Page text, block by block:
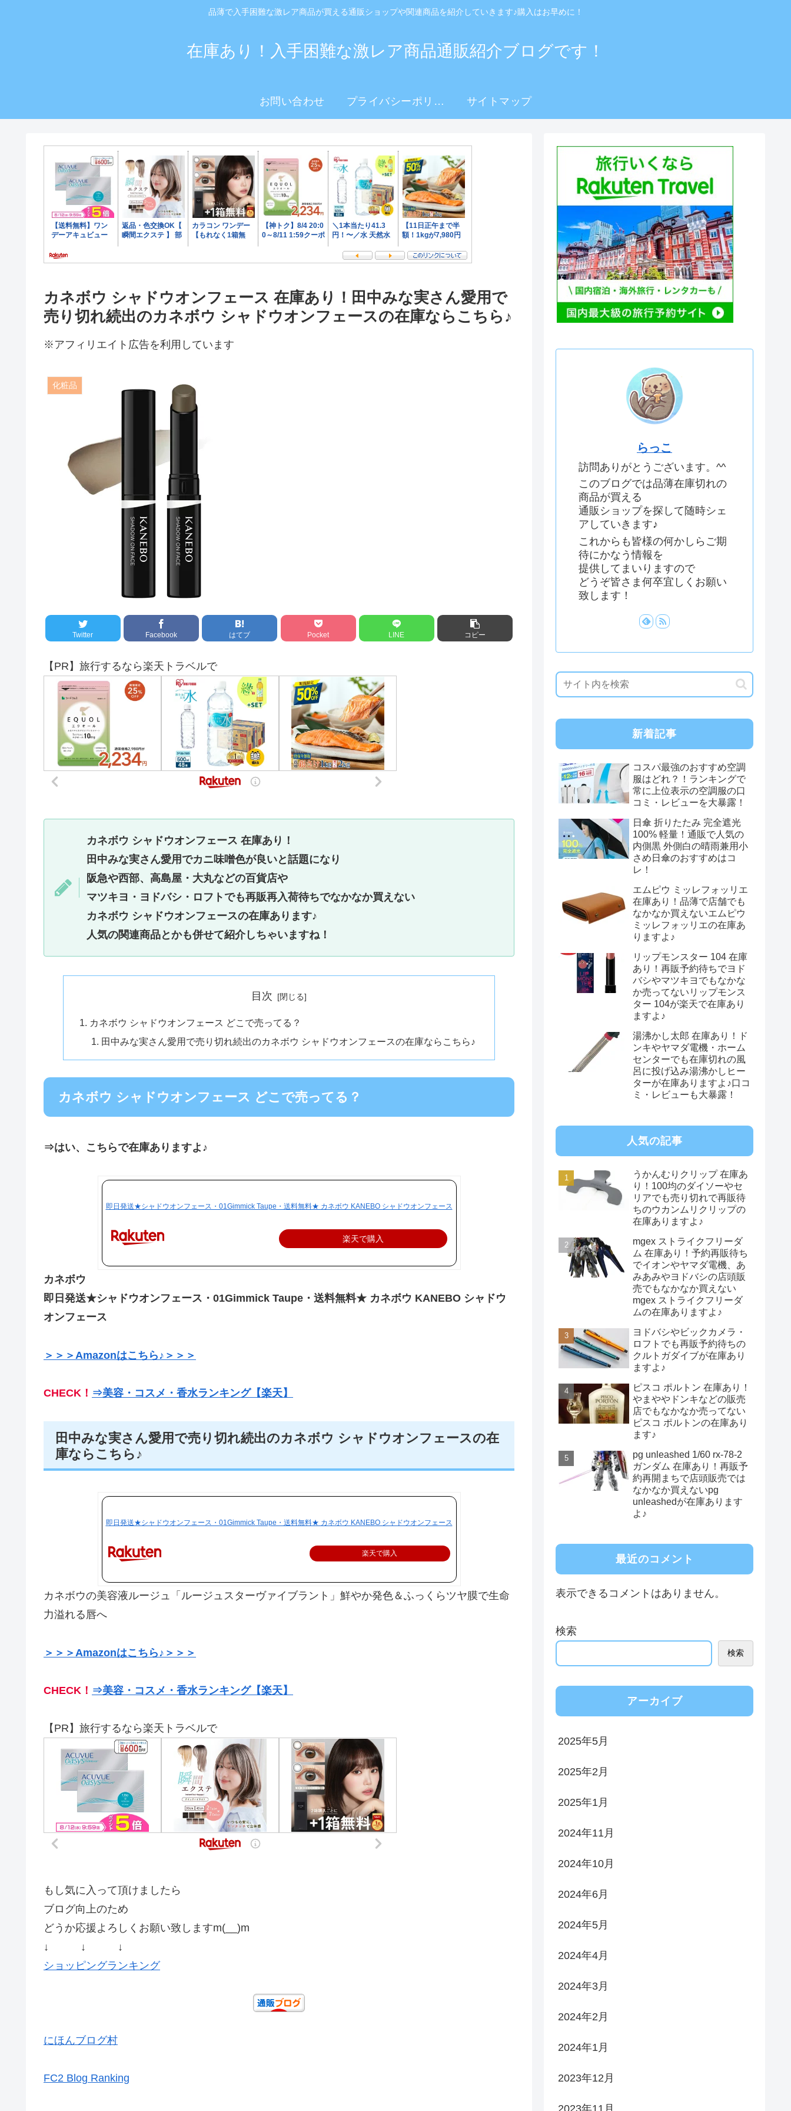
品薄で入手困難な激レア商品が買える通販ショップや関連商品を紹介していきます♪購入はお早めに！
在庫あり！入手困難な激レア商品通販紹介ブログです！
お問い合わせ プライバシーポリシ サイトマップ
カネボウ シャドウオンフェース 在庫あり！田中みな実さん愛用で
売り切れ続出のカネボウ シャドウオンフェースの在庫ならこちら♪
※アフィリエイト広告を利用しています
化粧品
Twitter Facebook はてブ Pocket LINE コピー
【PR】旅行するなら楽天トラベルで
カネボウ シャドウオンフェース 在庫あり！
田中みな実さん愛用でカニ味噌色が良いと話題になり
阪急や西部、高島屋・大丸などの百貨店や
マツキヨ・ヨドバシ・ロフトでも再販再入荷待ちでなかなか買えない
カネボウ シャドウオンフェースの在庫あります♪
人気の関連商品とかも併せて紹介しちゃいますね！
目次
カネボウ シャドウオンフェース どこで売ってる？
田中みな実さん愛用で売り切れ続出のカネボウ シャドウオンフェースの在庫ならこちら♪
カネボウ シャドウオンフェース どこで売ってる？
⇒はい、こちらで在庫ありますよ♪
即日発送★シャドウオンフェース・01Gimmick Taupe・送料無料★ カネボウ KANEBO シャドウオンフェース
楽天で購入
カネボウ
即日発送★シャドウオンフェース・01Gimmick Taupe・送料無料★ カネボウ KANEBO シャドウ
オンフェース
＞＞＞Amazonはこちら♪＞＞＞
CHECK！ ⇒美容・コスメ・香水ランキング【楽天】
田中みな実さん愛用で売り切れ続出のカネボウ シャドウオンフェースの在
庫ならこちら♪
即日発送★シャドウオンフェース・01Gimmick Taupe・送料無料★ カネボウ KANEBO シャドウオンフェース
楽天で購入
カネボウの美容液ルージュ「ルージュスターヴァイブラント」鮮やか発色＆ふっくらツヤ膜で生命
力溢れる唇へ
＞＞＞Amazonはこちら♪＞＞＞
CHECK！ ⇒美容・コスメ・香水ランキング【楽天】
【PR】旅行するなら楽天トラベルで
もし気に入って頂けましたら
ブログ向上のため
どうか応援よろしくお願い致しますm(__)m
↓ ↓ ↓
ショッピングランキング
にほんブログ村
FC2 Blog Ranking
らっこ
訪問ありがとうございます。^^
このブログでは品薄在庫切れの
商品が買える
通販ショップを探して随時シェ
アしていきます♪
これからも皆様の何かしらご期
待にかなう情報を
提供してまいりますので
どうぞ皆さま何卒宜しくお願い
致します！
新着記事
コスパ最強のおすすめ空調
服はどれ？！ランキングで
常に上位表示の空調服の口
コミ・レビューを大暴露！
日傘 折りたたみ 完全遮光
100% 軽量！通販で人気の
内側黒 外側白の晴雨兼用小
さめ日傘のおすすめはコ
レ！
エムピウ ミッレフォッリエ
在庫あり！品薄で店舗でも
なかなか買えないエムピウ
ミッレフォッリエの在庫あ
りますよ♪
リップモンスター 104 在庫
あり！再販予約待ちでヨド
バシやマツキヨでもなかな
か売ってないリップモンス
ター 104が楽天で在庫あり
ますよ♪
湯沸かし太郎 在庫あり！ド
ンキやヤマダ電機・ホーム
センターでも在庫切れの風
呂に投げ込み湯沸かしヒー
ターが在庫ありますよ♪口コ
ミ・レビューも大暴露！
人気の記事
うかんむりクリップ 在庫あ
り！100均のダイソーやセ
リアでも売り切れで再販待
ちのウカンムリクリップの
在庫ありますよ♪
mgex ストライクフリーダ
ム 在庫あり！予約再販待ち
でイオンやヤマダ電機、あ
みあみやヨドバシの店頭販
売でもなかなか買えない
mgex ストライクフリーダ
ムの在庫ありますよ♪
ヨドバシやビックカメラ・
ロフトでも再販予約待ちの
クルトガダイブが在庫あり
ますよ♪
ピスコ ポルトン 在庫あり！
やまややドンキなどの販売
店でもなかなか売ってない
ピスコ ポルトンの在庫あり
ます♪
pg unleashed 1/60 rx-78-2
ガンダム 在庫あり！再販予
約再開まちで店頭販売では
なかなか買えないpg
unleashedが在庫あります
よ♪
最近のコメント
表示できるコメントはありません。
検索
検索
アーカイブ
2025年5月
2025年2月
2025年1月
2024年11月
2024年10月
2024年6月
2024年5月
2024年4月
2024年3月
2024年2月
2024年1月
2023年12月
2023年11月